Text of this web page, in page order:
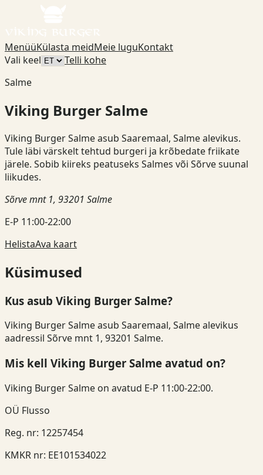
MenüüKülasta meidMeie luguKontakt
Vali keel
Telli kohe
Salme
Viking Burger Salme
Viking Burger Salme asub Saaremaal, Salme alevikus.
Tule läbi värskelt tehtud burgeri ja krõbedate friikate
järele. Sobib kiireks peatuseks Salmes või Sõrve suunal
liikudes.
Sõrve mnt 1, 93201 Salme
E-P 11:00-22:00
HelistaAva kaart
Küsimused
Kus asub Viking Burger Salme?
Viking Burger Salme asub Saaremaal, Salme alevikus
aadressil Sõrve mnt 1, 93201 Salme.
Mis kell Viking Burger Salme avatud on?
Viking Burger Salme on avatud E-P 11:00-22:00.
OÜ Flusso
Reg. nr: 12257454
KMKR nr: EE101534022